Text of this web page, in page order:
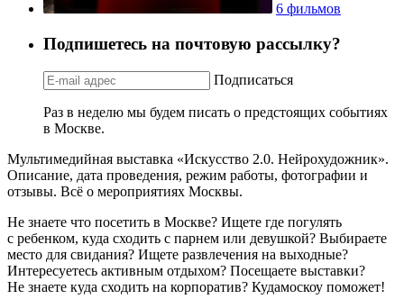
6 фильмов
Подпишетесь на почтовую рассылку?
Подписаться
Раз в неделю мы будем писать о предстоящих событиях
в Москве.
Мультимедийная выставка «Искусство 2.0. Нейрохудожник».
Описание, дата проведения, режим работы, фотографии и
отзывы. Всё о мероприятиях Москвы.
Не знаете что посетить в Москве? Ищете где погулять
с ребенком, куда сходить с парнем или девушкой? Выбираете
место для свидания? Ищете развлечения на выходные?
Интересуетесь активным отдыхом? Посещаете выставки?
Не знаете куда сходить на корпоратив? Кудамоскоу поможет!